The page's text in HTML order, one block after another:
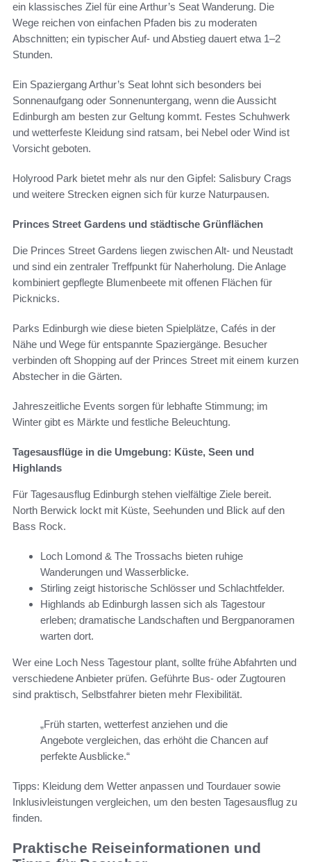
ein klassisches Ziel für eine Arthur’s Seat Wanderung. Die
Wege reichen von einfachen Pfaden bis zu moderaten
Abschnitten; ein typischer Auf- und Abstieg dauert etwa 1–2
Stunden.
Ein Spaziergang Arthur’s Seat lohnt sich besonders bei
Sonnenaufgang oder Sonnenuntergang, wenn die Aussicht
Edinburgh am besten zur Geltung kommt. Festes Schuhwerk
und wetterfeste Kleidung sind ratsam, bei Nebel oder Wind ist
Vorsicht geboten.
Holyrood Park bietet mehr als nur den Gipfel: Salisbury Crags
und weitere Strecken eignen sich für kurze Naturpausen.
Princes Street Gardens und städtische Grünflächen
Die Princes Street Gardens liegen zwischen Alt- und Neustadt
und sind ein zentraler Treffpunkt für Naherholung. Die Anlage
kombiniert gepflegte Blumenbeete mit offenen Flächen für
Picknicks.
Parks Edinburgh wie diese bieten Spielplätze, Cafés in der
Nähe und Wege für entspannte Spaziergänge. Besucher
verbinden oft Shopping auf der Princes Street mit einem kurzen
Abstecher in die Gärten.
Jahreszeitliche Events sorgen für lebhafte Stimmung; im
Winter gibt es Märkte und festliche Beleuchtung.
Tagesausflüge in die Umgebung: Küste, Seen und
Highlands
Für Tagesausflug Edinburgh stehen vielfältige Ziele bereit.
North Berwick lockt mit Küste, Seehunden und Blick auf den
Bass Rock.
Loch Lomond & The Trossachs bieten ruhige
Wanderungen und Wasserblicke.
Stirling zeigt historische Schlösser und Schlachtfelder.
Highlands ab Edinburgh lassen sich als Tagestour
erleben; dramatische Landschaften und Bergpanoramen
warten dort.
Wer eine Loch Ness Tagestour plant, sollte frühe Abfahrten und
verschiedene Anbieter prüfen. Geführte Bus- oder Zugtouren
sind praktisch, Selbstfahrer bieten mehr Flexibilität.
„Früh starten, wetterfest anziehen und die
Angebote vergleichen, das erhöht die Chancen auf
perfekte Ausblicke.“
Tipps: Kleidung dem Wetter anpassen und Tourdauer sowie
Inklusivleistungen vergleichen, um den besten Tagesausflug zu
finden.
Praktische Reiseinformationen und